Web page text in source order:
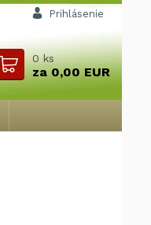
Prihlásenie
0ks
za0,00 EUR